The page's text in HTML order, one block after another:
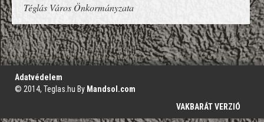
Téglás Város Önkormányzata
';
Adatvédelem
© 2014, Teglas.hu By Mandsol.com
VAKBARÁT VERZIÓ